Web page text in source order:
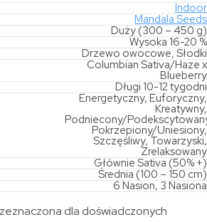
Indoor
Mandala Seeds
Duży (300 – 450 g)
Wysoka 16-20 %
Drzewo owocowe, Słodki
Columbian Sativa/Haze x
Blueberry
Długi 10-12 tygodni
Energetyczny, Euforyczny,
Kreatywny,
Podniecony/
Pokrzepiony/Uniesiony,
Szczęśliwy, Towarzyski,
Zrelaksowany
Głównie Sativa (50% +)
Średnia (100 – 150 cm)
6 Nasion, 3 Nasiona
dla doświadczonych